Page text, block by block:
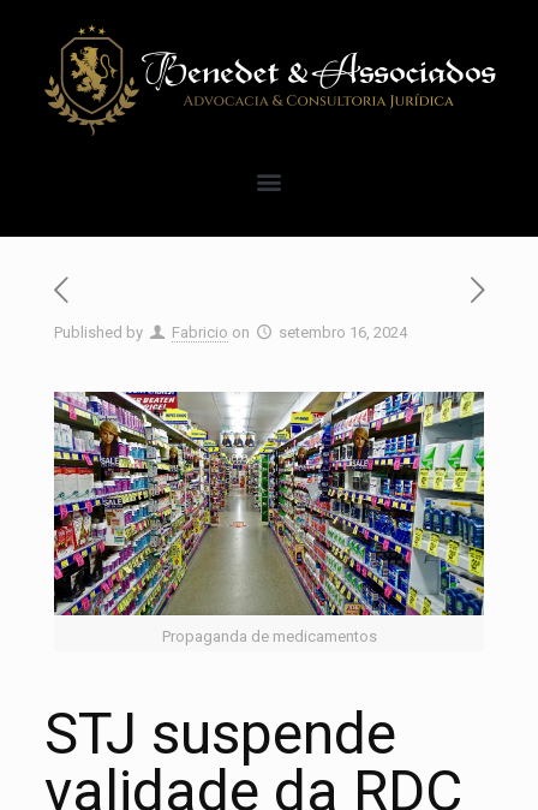
Published by Fabricio on setembro 16, 2024
Propaganda de medicamentos
STJ suspende
validade da RDC